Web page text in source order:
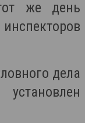
же день
дела